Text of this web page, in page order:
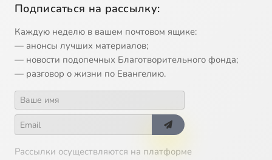
Подписаться на рассылку:
Каждую неделю в вашем почтовом ящике:
— анонсы лучших материалов;
— новости подопечных Благотворительного фонда;
— разговор о жизни по Евангелию.
Рассылки осуществляются на платформе